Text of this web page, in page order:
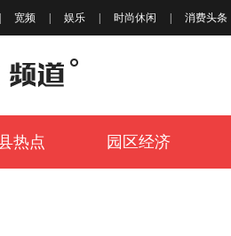
宽频 娱乐 时尚休闲 消费头条
热点 园区经济